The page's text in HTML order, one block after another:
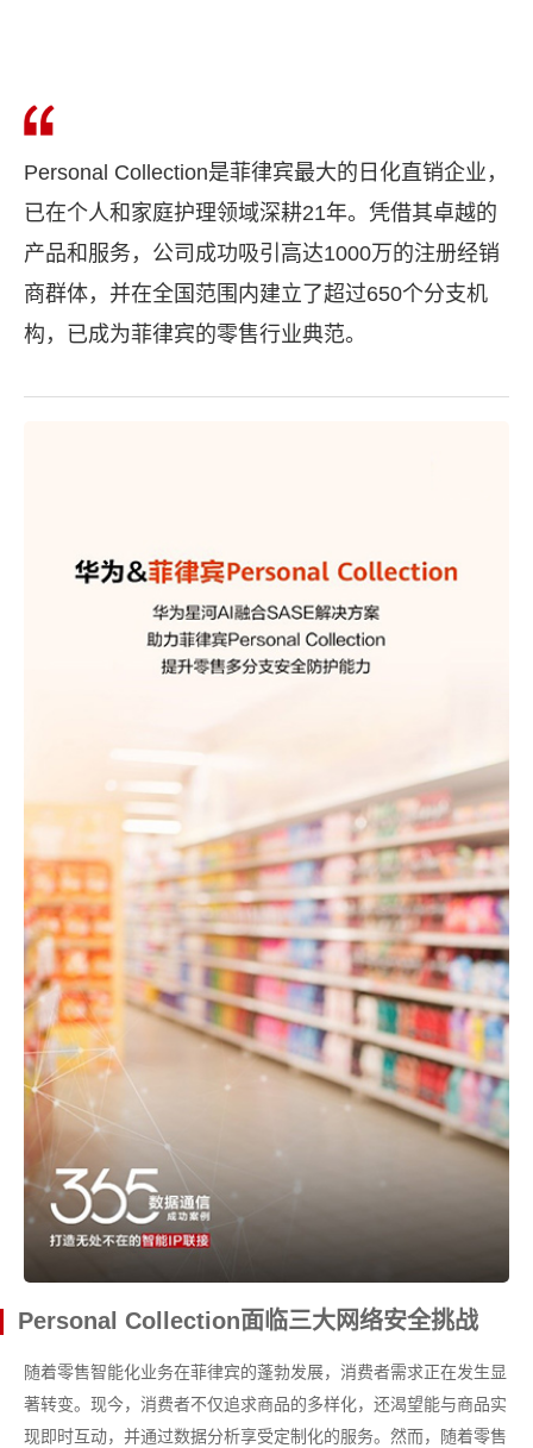
Personal Collection是菲律宾最大的日化直销企业，
已在个人和家庭护理领域深耕21年。凭借其卓越的
产品和服务，公司成功吸引高达1000万的注册经销
商群体，并在全国范围内建立了超过650个分支机
构，已成为菲律宾的零售行业典范。
Personal Collection面临三大网络安全挑战
随着零售智能化业务在菲律宾的蓬勃发展，消费者需求正在发生显
著转变。现今，消费者不仅追求商品的多样化，还渴望能与商品实
现即时互动，并通过数据分析享受定制化的服务。然而，随着零售